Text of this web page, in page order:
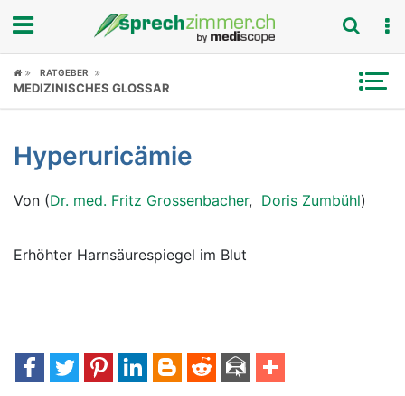
Fokus
Symptome
Untersuchungen
News
RATGEBER
MEDIZINISCHES GLOSSAR
Hyperuricämie
Von (Dr. med. Fritz Grossenbacher, Doris Zumbühl)
Erhöhter Harnsäurespiegel im Blut